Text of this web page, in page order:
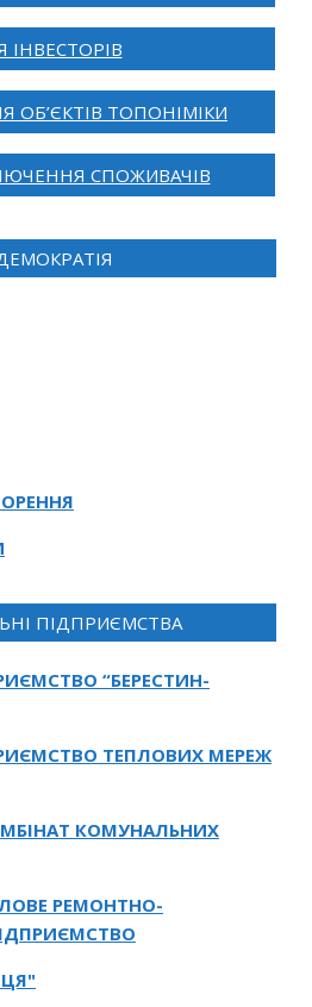
ІНВЕСТОРІВ
ОБ’ЄКТІВ ТОПОНІМІКИ
СПОЖИВАЧІВ
ПІДПРИЄМСТВА
“БЕРЕСТИН-
ТЕПЛОВИХ МЕРЕЖ
КОМУНАЛЬНИХ
РЕМОНТНО-